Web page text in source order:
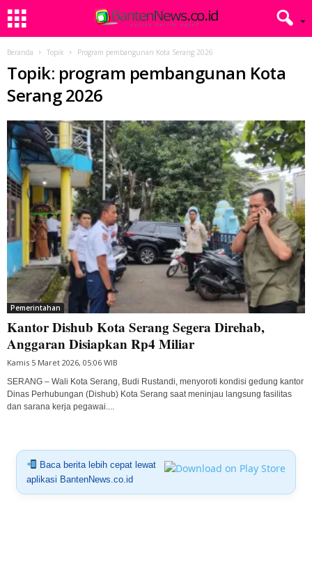
Beranda Topik Program pembangunan Kota Serang 2026
Topik: program pembangunan Kota
Serang 2026
Pemerintahan
Kantor Dishub Kota Serang Segera Direhab,
Anggaran Disiapkan Rp4 Miliar
Kamis 5 Maret 2026, 05:06 WIB
SERANG – Wali Kota Serang, Budi Rustandi, menyoroti kondisi gedung kantor
Dinas Perhubungan (Dishub) Kota Serang saat meninjau langsung fasilitas
dan sarana kerja pegawai....
Baca berita lebih cepat lewat
aplikasi BantenNews.co.id